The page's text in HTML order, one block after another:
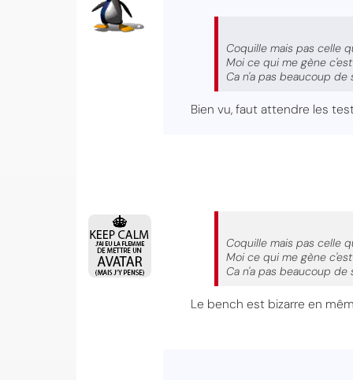
Coquille mais pas celle
Moi ce qui me gène
Ca n'a pas beaucoup de
Bien vu, faut attendre les
Coquille mais pas celle
Moi ce qui me gène
Ca n'a pas beaucoup de
Le bench est bizarre en